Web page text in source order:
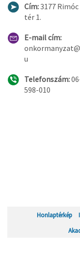
Cím:3177 Rimóc
tér 1.
E-mail cím:
u
Telefonszám:
598-010
Honlaptérkép